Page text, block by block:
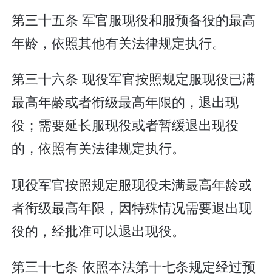
第三十五条 军官服现役和服预备役的最高
年龄，依照其他有关法律规定执行。
第三十六条 现役军官按照规定服现役已满
最高年龄或者衔级最高年限的，退出现
役；需要延长服现役或者暂缓退出现役
的，依照有关法律规定执行。
现役军官按照规定服现役未满最高年龄或
者衔级最高年限，因特殊情况需要退出现
役的，经批准可以退出现役。
第三十七条 依照本法第十七条规定经过预